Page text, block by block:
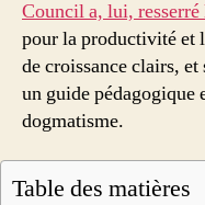
Council a, lui,
pour la productivité et
de croissance clairs,
un guide pédagogique
dogmatisme.
Table des matières